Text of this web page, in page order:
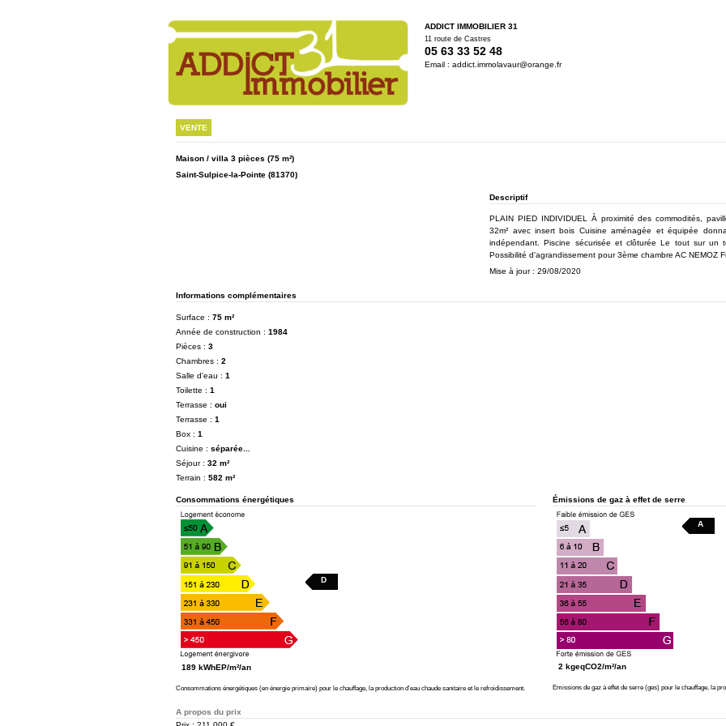
ADDICT IMMOBILIER 31
11 route de Castres
05 63 33 52 48
Email : addict.immolavaur@orange.fr
VENTE
Maison / villa 3 pièces (75 m²)
Saint-Sulpice-la-Pointe (81370)
Descriptif
PLAIN PIED INDIVIDUEL À proximité des commodités,
32m² avec insert bois Cuisine aménagée et équipée
indépendant. Piscine sécurisée et clôturée Le tout sur un
Possibilité d'agrandissement pour 3ème chambre AC NEMOZ
Mise à jour : 29/08/2020
Informations complémentaires
Surface : 75 m²
Année de construction : 1984
Pièces : 3
Chambres : 2
Salle d'eau : 1
Toilette : 1
Terrasse : oui
Terrasse : 1
Box : 1
Cuisine : séparée...
Séjour : 32 m²
Terrain : 582 m²
Consommations énergétiques
D
189 kWhEP/m²/an
Consommations énergétiques (en énergie primaire) pour le chauffage, la production d’eau chaude sanitaire et le refroidissement.
Émissions de gaz à effet de serre
A
2 kgeqCO2/m²/an
Emissions de gaz à effet de serre (ges) pour le chauffage, la
A propos du prix